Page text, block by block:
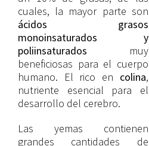
cuales, la mayor parte son
ácidos grasos
monoinsaturados y
poliinsaturados muy
beneficiosas para el cuerpo
humano. El rico en colina,
nutriente esencial para el
desarrollo del cerebro.
Las yemas contienen
grandes cantidades de